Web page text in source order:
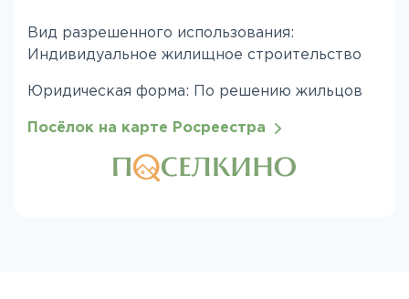
Вид разрешенного использования:
Индивидуальное жилищное строительство
Юридическая форма: По решению жильцов
Посёлок на карте Росреестра